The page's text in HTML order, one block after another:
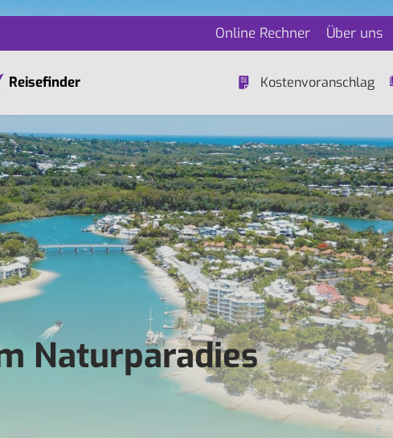
Online Rechner Über uns
Reisefinder Kostenvoranschlag
Naturparadies